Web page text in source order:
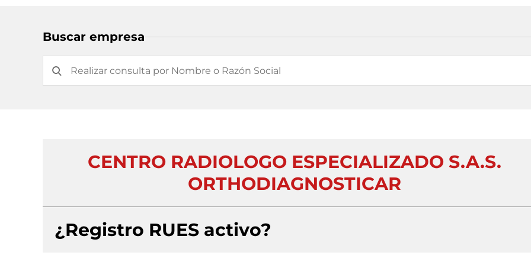
Buscar empresa
CENTRO RADIOLOGO ESPECIALIZADO S.A.S.
ORTHODIAGNOSTICAR
¿Registro RUES activo?